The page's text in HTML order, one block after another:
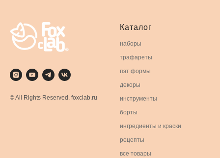
© All Rights Reserved. foxclab.ru
Каталог
наборы
трафареты
пэт формы
декоры
инструменты
борты
ингредиенты и краски
рецепты
все товары